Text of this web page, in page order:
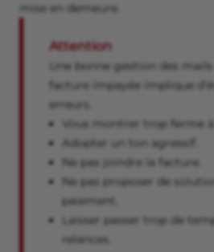
mise en demeure.
Attention
Une bonne gestion des
facture impayée implique
erreurs.
Vous montrer trop ferme à
Adopter un ton agressif.
Ne pas joindre la facture.
Ne pas proposer de
paiement.
Laisser passer trop de
relances.